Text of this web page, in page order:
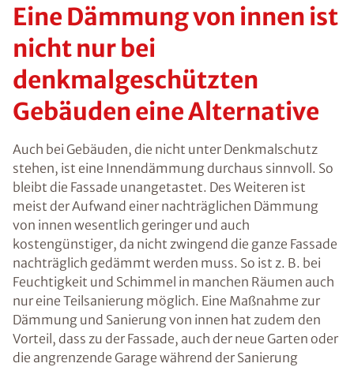
Eine Dämmung von innen ist
nicht nur bei
denkmalgeschützten
Gebäuden eine Alternative
Auch bei Gebäuden, die nicht unter Denkmalschutz
stehen, ist eine Innendämmung durchaus sinnvoll. So
bleibt die Fassade unangetastet. Des Weiteren ist
meist der Aufwand einer nachträglichen Dämmung
von innen wesentlich geringer und auch
kostengünstiger, da nicht zwingend die ganze Fassade
nachträglich gedämmt werden muss. So ist z. B. bei
Feuchtigkeit und Schimmel in manchen Räumen auch
nur eine Teilsanierung möglich. Eine Maßnahme zur
Dämmung und Sanierung von innen hat zudem den
Vorteil, dass zu der Fassade, auch der neue Garten oder
die angrenzende Garage während der Sanierung